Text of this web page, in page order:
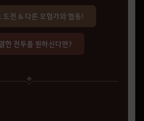
도전 & 다른 모험가와 협동!
한 전투를 원하신다면?